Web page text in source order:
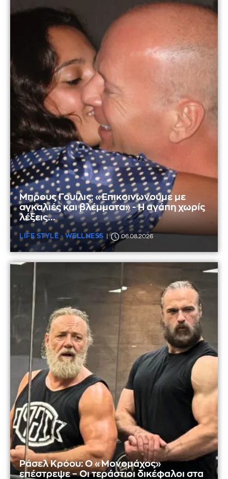
Μπρους Γουίλις: «Επικοινωνούμε με
αγκαλιές και βλέμματα» - Η αγάπη χωρίς
λέξεις...
LIFE STYLE - WELLNESS 06.08.2026
Ράσελ Κρόου: Ο «Μονομάχος»
επέστρεψε – Οι τεράστιοι δικέφαλοι στα